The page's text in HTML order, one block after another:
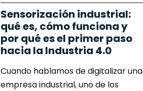
Sensorización industrial:
qué es, cómo funciona y
por qué es el primer paso
hacia la Industria 4.0
Cuando hablamos de digitalizar una
empresa industrial, uno de los